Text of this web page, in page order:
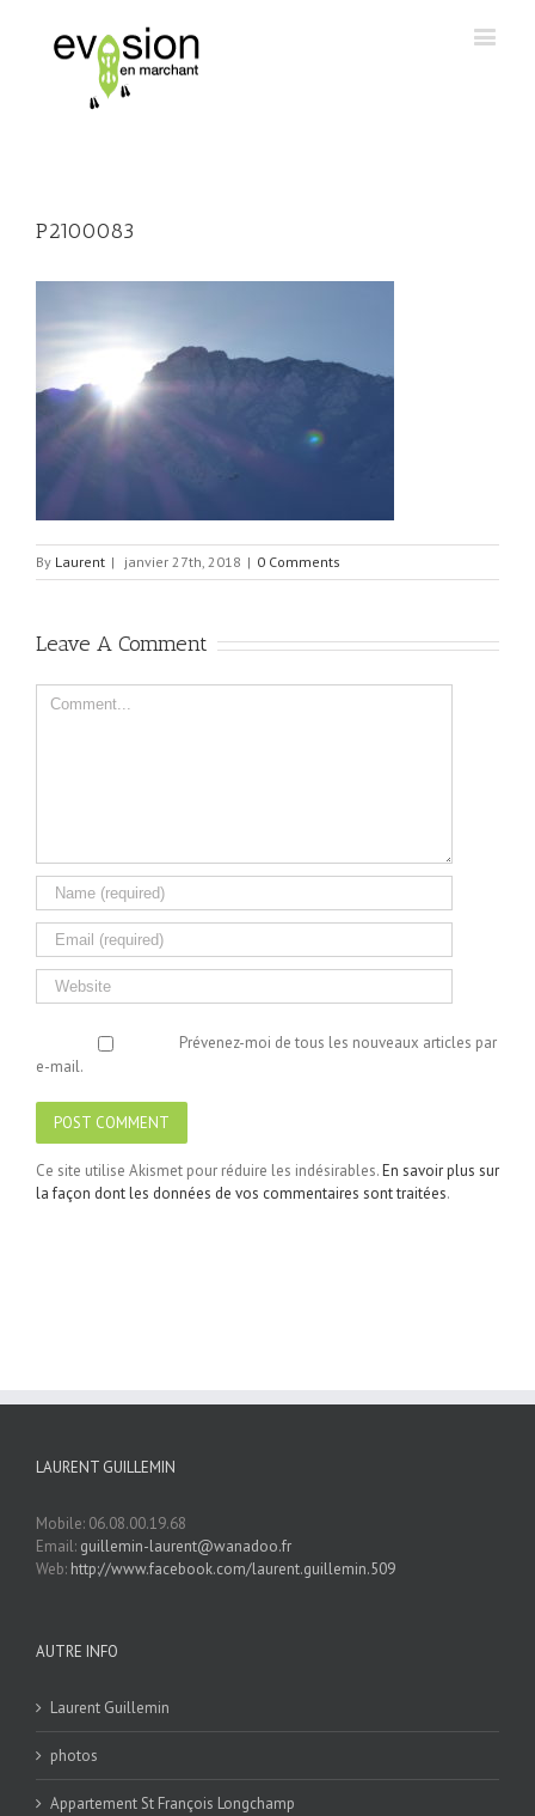
P2100083
By Laurent | janvier 27th, 2018 | 0 Comments
Leave A Comment
Comment
Prévenez-moi de tous les nouveaux articles par
e-mail.
Ce site utilise Akismet pour réduire les indésirables.En savoir plus sur
la façon dont les données de vos commentaires sont traitées.
LAURENT GUILLEMIN
Mobile: 06.08.00.19.68
Email: guillemin-laurent@wanadoo.fr
Web: http://www.facebook.com/laurent.guillemin.509
AUTRE INFO
Laurent Guillemin
photos
Appartement St François Longchamp